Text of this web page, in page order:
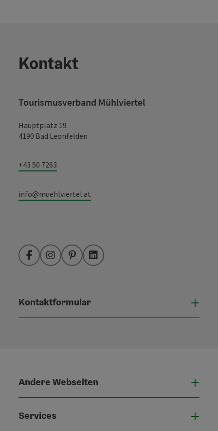
Kontakt
Tourismusverband Mühlviertel
Hauptplatz 19
4190 Bad Leonfelden
+43 50 7263
info@muehlviertel.at
FacebookInstagramPinterestLinkedIn
Kontaktformular
Andere Webseiten
Services